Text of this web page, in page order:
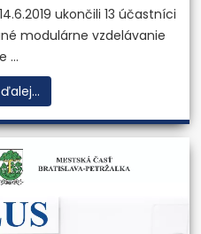
ukončili 13 účastníci
modulárne vzdelávanie
...